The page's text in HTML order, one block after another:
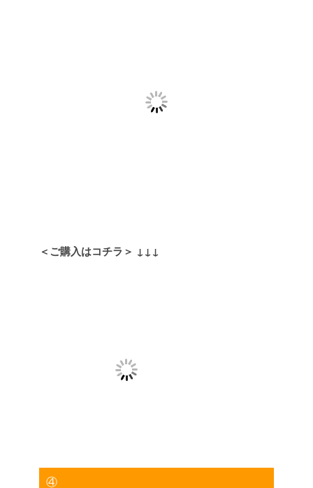
＜ご購入はコチラ＞ ↓↓↓
④